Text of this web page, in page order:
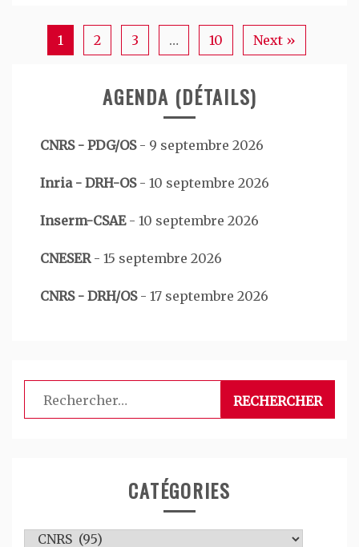
1 2 3 … 10 Next »
AGENDA (DÉTAILS)
CNRS - PDG/OS- 9 septembre 2026
Inria - DRH-OS- 10 septembre 2026
Inserm-CSAE- 10 septembre 2026
CNESER- 15 septembre 2026
CNRS - DRH/OS- 17 septembre 2026
Rechercher :
CATÉGORIES
Catégories